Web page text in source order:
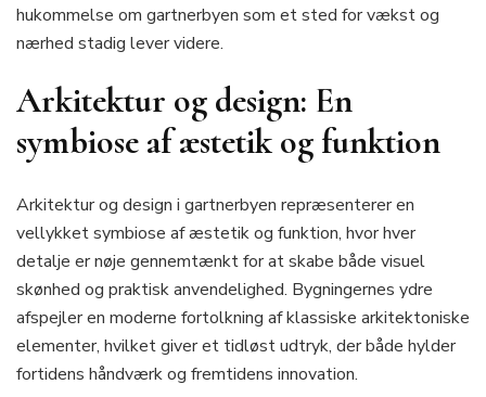
hukommelse om gartnerbyen som et sted for vækst og
nærhed stadig lever videre.
Arkitektur og design: En
symbiose af æstetik og funktion
Arkitektur og design i gartnerbyen repræsenterer en
vellykket symbiose af æstetik og funktion, hvor hver
detalje er nøje gennemtænkt for at skabe både visuel
skønhed og praktisk anvendelighed. Bygningernes ydre
afspejler en moderne fortolkning af klassiske arkitektoniske
elementer, hvilket giver et tidløst udtryk, der både hylder
fortidens håndværk og fremtidens innovation.